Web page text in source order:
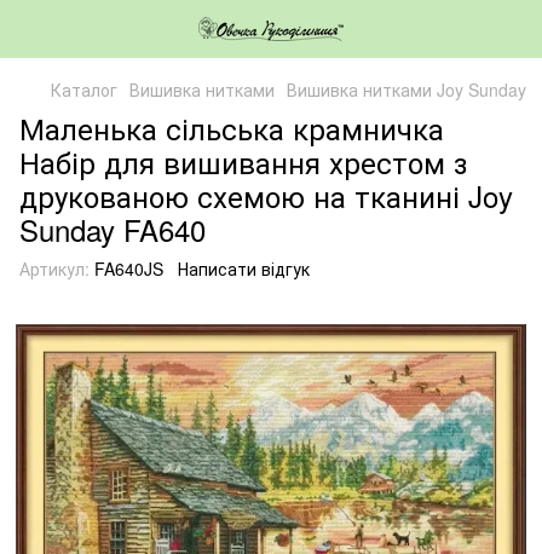
Каталог Вишивка нитками Вишивка нитками Joy Sunday
Маленька сільська крамничка
Набір для вишивання хрестом з
друкованою схемою на тканині Joy
Sunday FA640
Артикул: FA640JS Написати відгук